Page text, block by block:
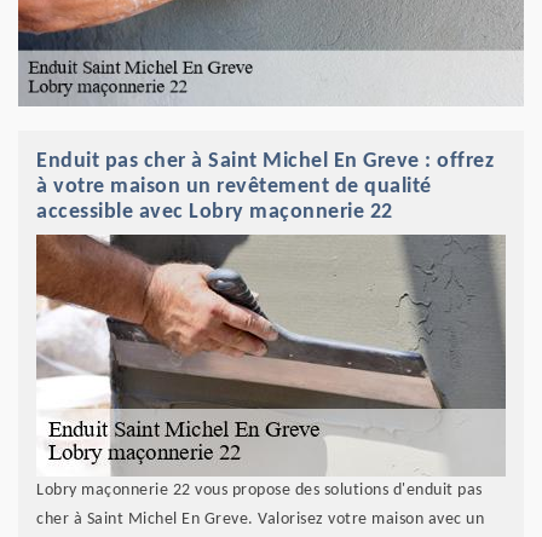
Enduit pas cher à Saint Michel En Greve : offrez
à votre maison un revêtement de qualité
accessible avec Lobry maçonnerie 22
Lobry maçonnerie 22 vous propose des solutions d'enduit pas
cher à Saint Michel En Greve. Valorisez votre maison avec un